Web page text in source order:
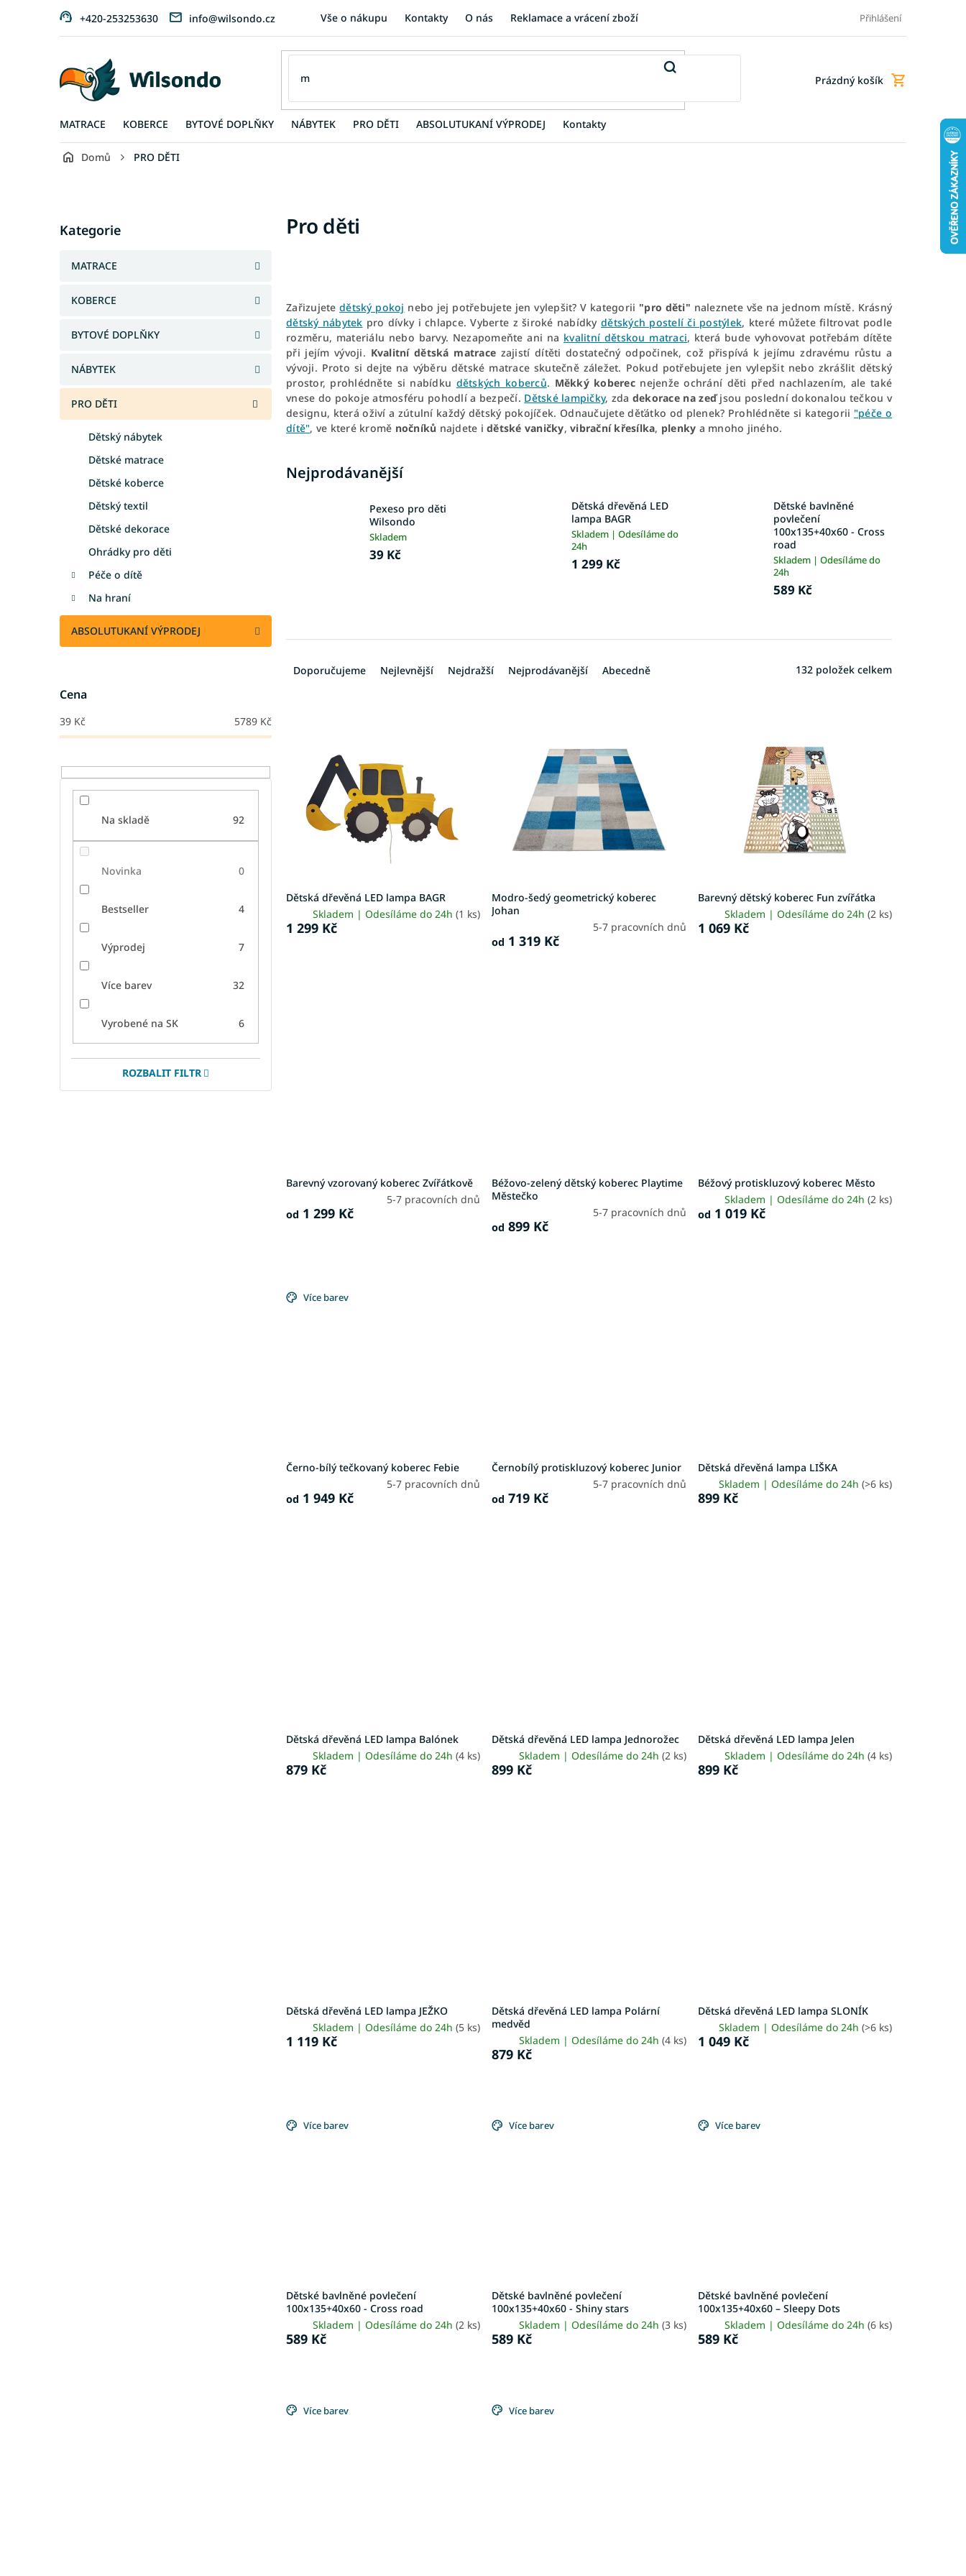
+420-253253630 info@wilsondo.cz Vše o nákupu Kontakty O nás Reklamace a vrácení zboží Obchodní podmínky
Přihlášení
Nákupní
Prázdný košík
MATRACE KOBERCE BYTOVÉ DOPLŇKY NÁBYTEK PRO DĚTI ABSOLUTUKANÍ VÝPRODEJ Kontakty
Domů PRO DĚTI
t
r
l
kategorie
Kategorie
MATRACE
KOBERCE
BYTOVÉ DOPLŇKY
NÁBYTEK
PRO DĚTI
Dětský nábytek
Dětské matrace
Dětské koberce
Dětský textil
Dětské dekorace
Ohrádky pro děti
Péče o dítě
Na hraní
ABSOLUTUKANÍ VÝPRODEJ
Cena
39 Kč 5789 Kč
Na skladě 92
Novinka 0
Bestseller 4
Výprodej 7
Více barev 32
Vyrobené na SK 6
ROZBALIT FILTR
Pro děti
Zařizujetedětský pokoj nebo jej potřebujete jen vylepšit? V kategorii "pro děti" naleznete vše na jednom místě. Krásný
dětský nábytek pro dívky i chlapce. Vyberte z široké nabídky dětských postelí či postýlek, které můžete filtrovat podle
rozměru, materiálu nebo barvy. Nezapomeňte ani na kvalitní dětskou matraci, která bude vyhovovat potřebám dítěte
při jejím vývoji. Kvalitní dětská matrace zajistí dítěti dostatečný odpočinek, což přispívá k jejímu zdravému růstu a
vývoji. Proto si dejte na výběru dětské matrace skutečně záležet. Pokud potřebujete jen vylepšit nebo zkrášlit dětský
prostor, prohlédněte si nabídku dětských koberců. Měkký koberecnejenže ochrání děti před nachlazením, ale také
vnese do pokoje atmosféru pohodlí a bezpečí. Dětské lampičky, zda dekorace na zeď jsou poslední dokonalou tečkou v
designu, která oživí a zútulní každý dětský pokojíček. Odnaučujete děťátko od plenek? Prohlédněte si kategorii "péče o
dítě", ve které kromě nočníků najdete i dětské vaničky, vibrační křesílka, plenky a mnoho jiného.
Nejprodávanější
Pexeso pro děti
Wilsondo
Skladem
39 Kč
Dětská dřevěná LED
lampa BAGR
Skladem | Odesíláme do
24h
1 299 Kč
Dětské bavlněné
povlečení
100x135+40x60 - Cross
road
Skladem | Odesíláme do
24h
589 Kč
Doporučujeme Nejlevnější Nejdražší Nejprodávanější Abecedně 132 položek celkem
ů
Dětská dřevěná LED lampa BAGR
Skladem | Odesíláme do 24h(1 ks)
1 299 Kč
Modro-šedý geometrický koberec
Johan
5-7 pracovních dnů
od 1 319 Kč
Barevný dětský koberec Fun zvířátka
Skladem | Odesíláme do 24h (2 ks)
1 069 Kč
Barevný vzorovaný koberec Zvířátkově
5-7 pracovních dnů
od 1 299 Kč
Béžovo-zelený dětský koberec Playtime
Městečko
5-7 pracovních dnů
od 899 Kč
Béžový protiskluzový koberec Město
Skladem | Odesíláme do 24h (2 ks)
od 1 019 Kč
Více barev
Černo-bílý tečkovaný koberec Febie
5-7 pracovních dnů
od 1 949 Kč
Černobílý protiskluzový koberec Junior
5-7 pracovních dnů
od 719 Kč
Dětská dřevěná lampa LIŠKA
Skladem | Odesíláme do 24h (>6 ks)
899 Kč
Dětská dřevěná LED lampa Balónek
Skladem | Odesíláme do 24h(4 ks)
879 Kč
Dětská dřevěná LED lampa Jednorožec
Skladem | Odesíláme do 24h (2 ks)
899 Kč
Dětská dřevěná LED lampa Jelen
Skladem | Odesíláme do 24h (4 ks)
899 Kč
Dětská dřevěná LED lampa JEŽKO
Skladem | Odesíláme do 24h(5 ks)
1 119 Kč
Dětská dřevěná LED lampa Polární
medvěd
Skladem | Odesíláme do 24h (4 ks)
879 Kč
Dětská dřevěná LED lampa SLONÍK
Skladem | Odesíláme do 24h (>6 ks)
1 049 Kč
Více barev
Dětské bavlněné povlečení
100x135+40x60 - Cross road
Skladem | Odesíláme do 24h(2 ks)
589 Kč
Více barev
Dětské bavlněné povlečení
100x135+40x60 - Shiny stars
Skladem | Odesíláme do 24h (3 ks)
589 Kč
Více barev
Dětské bavlněné povlečení
100x135+40x60 – Sleepy Dots
Skladem | Odesíláme do 24h (6 ks)
589 Kč
Více barev Více barev